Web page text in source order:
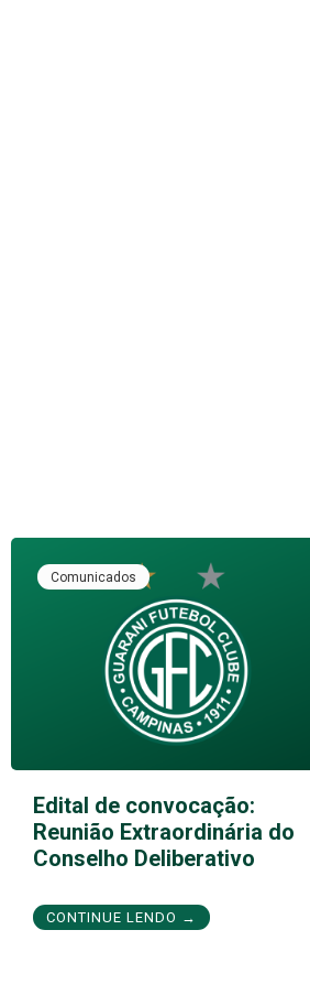
Comunicados
Edital de convocação:
Reunião Extraordinária do
Conselho Deliberativo
CONTINUE LENDO →